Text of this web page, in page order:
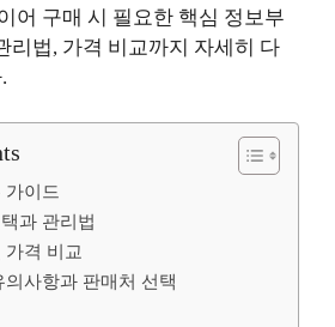
어 구매 시 필요한 핵심 정보부
리법, 가격 비교까지 자세히 다
가이드
과 관리법
가격 비교
사항과 판매처 선택